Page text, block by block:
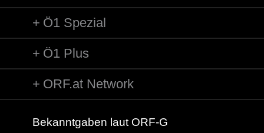
Ö1 Spezial
Ö1 Plus
ORF.at Network
Bekanntgaben laut ORF-G